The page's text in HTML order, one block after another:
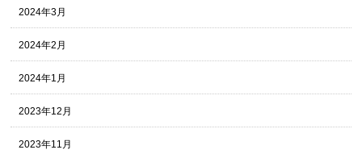
2024年3月
2024年2月
2024年1月
2023年12月
2023年11月